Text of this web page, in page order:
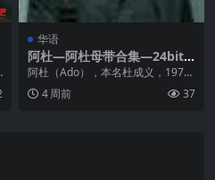
华语
阿杜—阿杜母带合集—24bit 4
8Khz
阿杜（Ado），本名杜成义，1973
年3月11日出生于新加坡，新加坡
华人男歌手。...
4 周前 37